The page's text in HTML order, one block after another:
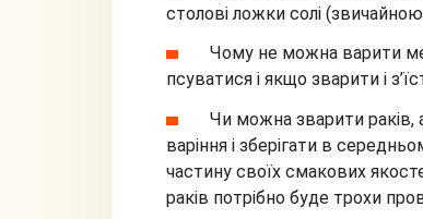
столові ложки солі
Чому не можна варити
псуватися і якщо зварити і
Чи можна зварити раків,
варіння і зберігати в
частину своїх смакових
раків потрібно буде трохи